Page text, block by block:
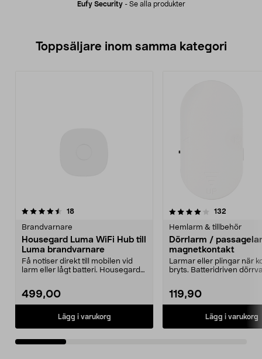
Eufy Security- Se alla produkter
Toppsäljare inom samma kategori
18recensioner
Brandvarnare
Housegard Luma WiFi Hub till
Luma brandvarnare
Få notiser direkt till mobilen vid
larm eller lågt batteri. Housegard
499,00
Lägg i varukorg
4.0 av 5 stjärnor 132
Hemlarm & tillbehör
Dörrlarm /
magnetkontakt
Larmar eller plingar när
bryts. Batteridriven
119,90
Lägg i varukorg
4.0 av 5 stjärnor